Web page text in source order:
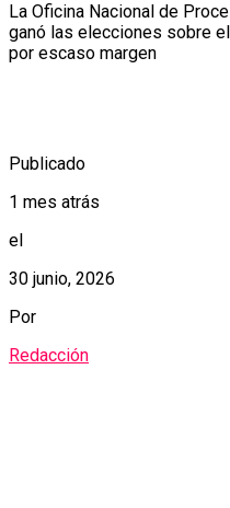
La Oficina Nacional de
ganó las elecciones sobre
por escaso margen
Publicado
1 mes atrás
el
30 junio, 2026
Por
Redacción